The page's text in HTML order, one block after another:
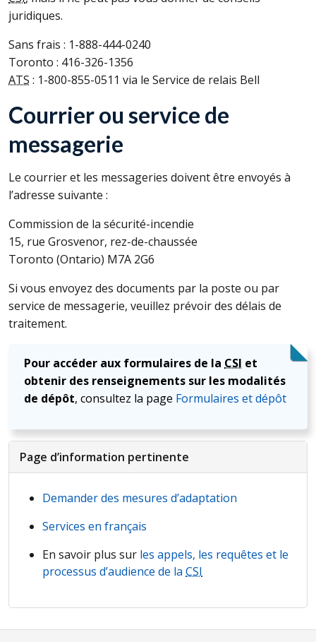
juridiques.
Sans frais : 1-888-444-0240
Toronto : 416-326-1356
ATS : 1-800-855-0511 via le Service de relais Bell
Courrier ou service de
messagerie
Le courrier et les messageries doivent être envoyés à
l’adresse suivante :
Commission de la sécurité-incendie
15, rue Grosvenor, rez-de-chaussée
Toronto (Ontario) M7A 2G6
Si vous envoyez des documents par la poste ou par
service de messagerie, veuillez prévoir des délais de
traitement.
Pour accéder aux formulaires de la CSI et
obtenir des renseignements sur les modalités
de dépôt, consultez la page Formulaires et dépôt
Page d’information pertinente
Demander des mesures d’adaptation
Services en français
En savoir plus sur les appels, les requêtes et le
processus d’audience de la CSI